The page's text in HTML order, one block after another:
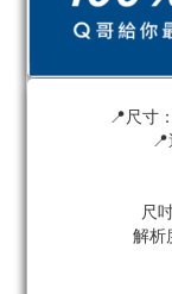
📍尺寸
尺
解析